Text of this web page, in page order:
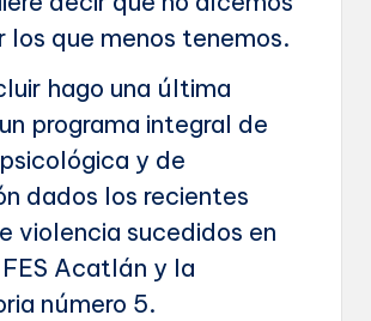
los que menos tenemos.
hago una última
programa integral de
y de
dados los recientes
violencia sucedidos en
FES Acatlán y la
número 5.